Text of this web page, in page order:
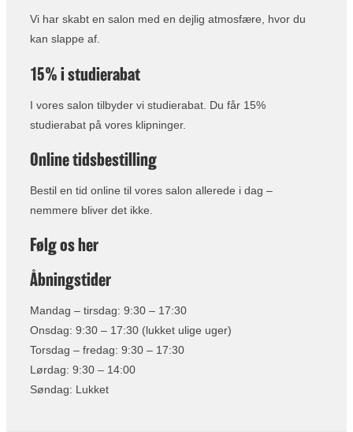
Vi har skabt en salon med en dejlig atmosfære, hvor du
kan slappe af.
15% i studierabat
I vores salon tilbyder vi studierabat. Du får 15%
studierabat på vores klipninger.
Online tidsbestilling
Bestil en tid online til vores salon allerede i dag –
nemmere bliver det ikke.
Følg os her
Åbningstider
Mandag – tirsdag: 9:30 – 17:30
Onsdag: 9:30 – 17:30 (lukket ulige uger)
Torsdag – fredag: 9:30 – 17:30
Lørdag: 9:30 – 14:00
Søndag: Lukket